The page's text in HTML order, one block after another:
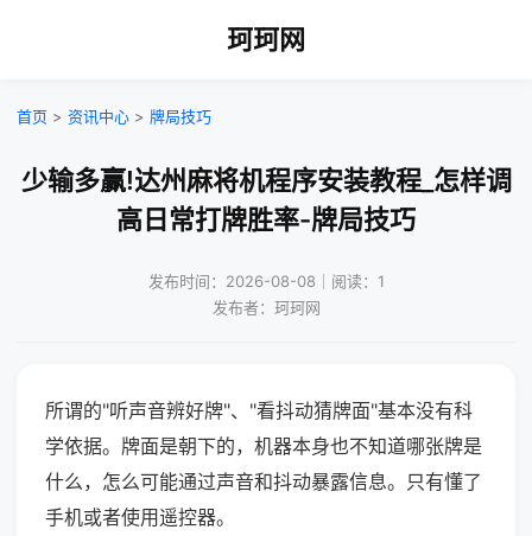
珂珂网
首页 > 资讯中心 > 牌局技巧
少输多赢!达州麻将机程序安装教程_怎样调
高日常打牌胜率-牌局技巧
发布时间：2026-08-08｜阅读：1
发布者：珂珂网
所谓的"听声音辨好牌"、"看抖动猜牌面"基本没有科
学依据。牌面是朝下的，机器本身也不知道哪张牌是
什么，怎么可能通过声音和抖动暴露信息。只有懂了
手机或者使用遥控器。